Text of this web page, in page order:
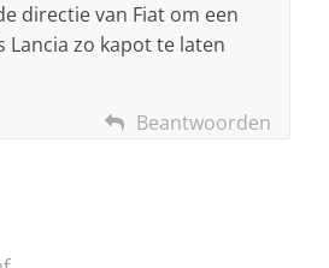
directie van Fiat om een
Lancia zo kapot te laten
Beantwoorden